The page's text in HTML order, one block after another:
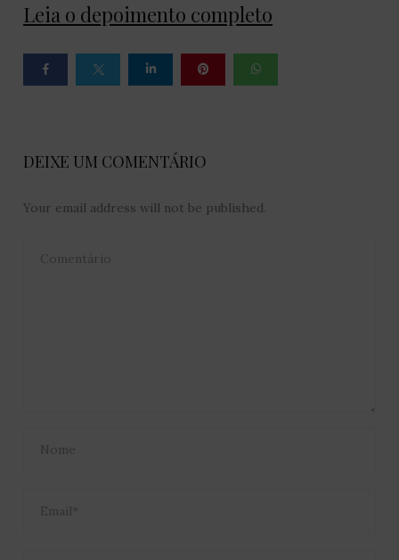
Leia o depoimento completo
DEIXE UM COMENTÁRIO
Your email address will not be published.